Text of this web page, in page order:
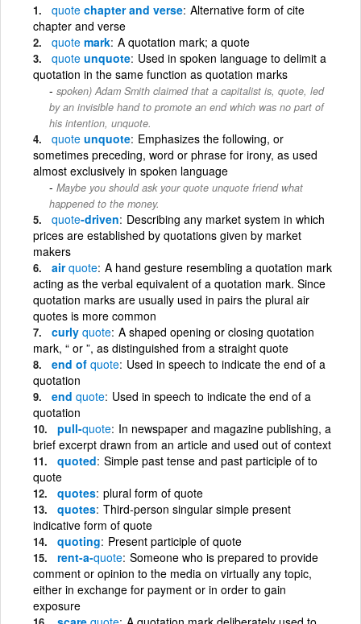
quote chapter and verse Alternative form of cite
chapter and verse
quote mark A quotation mark; a quote
quote unquote Used in spoken language to delimit a
quotation in the same function as quotation marks
spoken) Adam Smith claimed that a capitalist is, quote, led
by an invisible hand to promote an end which was no part of
his intention, unquote.
quote unquote Emphasizes the following, or
sometimes preceding, word or phrase for irony, as used
almost exclusively in spoken language
Maybe you should ask your quote unquote friend what
happened to the money.
quote-driven Describing any market system in which
prices are established by quotations given by market
makers
airquote A hand gesture resembling a quotation mark
acting as the verbal equivalent of a quotation mark. Since
quotation marks are usually used in pairs the plural air
quotes is more common
curly quote A shaped opening or closing quotation
mark, “ or ”, as distinguished from a straight quote
end of quote Used in speech to indicate the end of a
quotation
end quote Used in speech to indicate the end of a
quotation
pull-quote In newspaper and magazine publishing, a
brief excerpt drawn from an article and used out of context
quoted Simple past tense and past participle of to
quote
quotes plural form of quote
quotes Third-person singular simple present
indicative form of quote
quoting Present participle of quote
rent-a-quote Someone who is prepared to provide
comment or opinion to the media on virtually any topic,
either in exchange for payment or in order to gain
exposure